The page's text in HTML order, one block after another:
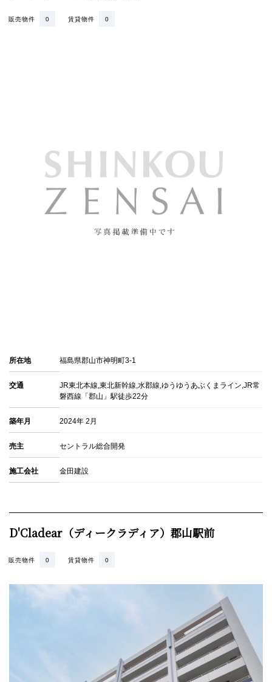
賃貸物件 0
販売物件 0
所在地 福島県郡山市神明町3-1
交通
JR東北本線,東北新幹線,水郡線,ゆうゆうあぶくまライン,JR常
磐西線「郡山」駅徒歩22分
築年月 2024年 2月
売主 セントラル総合開発
施工会社 金田建設
D'Cladear（ディークラディア）郡山駅前
賃貸物件 0
販売物件 0